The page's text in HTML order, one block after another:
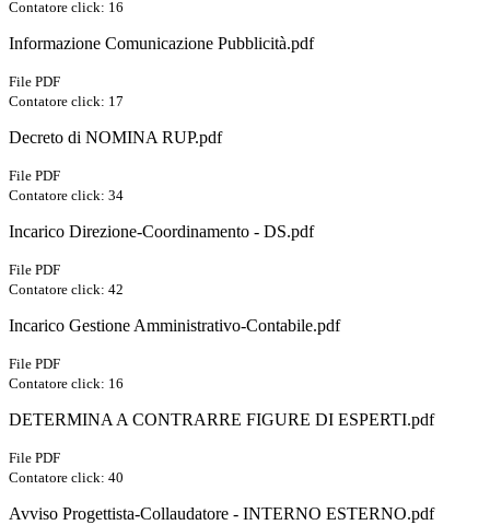
Contatore click: 16
Informazione Comunicazione Pubblicità.pdf
File PDF
Contatore click: 17
Decreto di NOMINA RUP.pdf
File PDF
Contatore click: 34
Incarico Direzione-Coordinamento - DS.pdf
File PDF
Contatore click: 42
Incarico Gestione Amministrativo-Contabile.pdf
File PDF
Contatore click: 16
DETERMINA A CONTRARRE FIGURE DI ESPERTI.pdf
File PDF
Contatore click: 40
Avviso Progettista-Collaudatore - INTERNO ESTERNO.pdf